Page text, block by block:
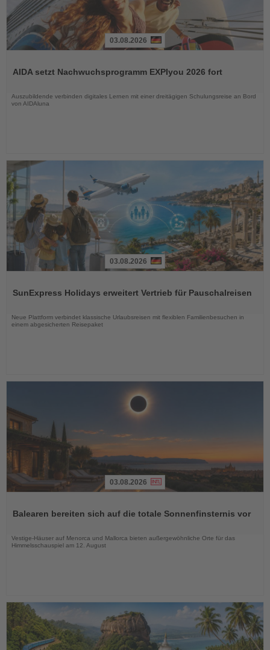
die
03.08.2026
AIDA setzt Nachwuchsprogramm EXPIyou 2026 fort
Auszubildende verbinden digitales Lernen mit einer dreitägigen Schulungsreise an Bord
von AIDAluna
die
03.08.2026
SunExpress Holidays erweitert Vertrieb für Pauschalreisen
Neue Plattform verbindet klassische Urlaubsreisen mit flexiblen Familienbesuchen in
einem abgesicherten Reisepaket
die
03.08.2026
Balearen bereiten sich auf die totale Sonnenfinsternis vor
Vestige-Häuser auf Menorca und Mallorca bieten außergewöhnliche Orte für das
Himmelsschauspiel am 12. August